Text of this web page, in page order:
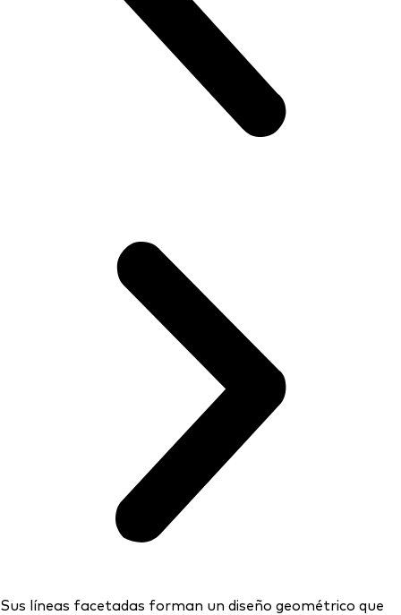
Sus líneas facetadas forman un diseño geométrico que